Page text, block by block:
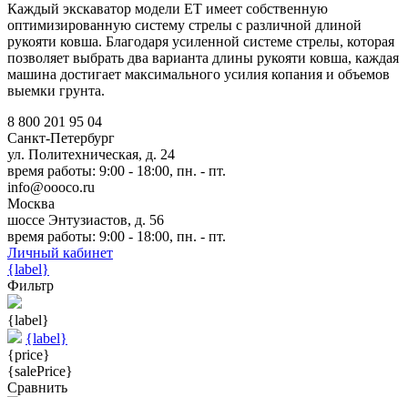
Каждый экскаватор модели ET имеет собственную
оптимизированную систему стрелы с различной длиной
рукояти ковша. Благодаря усиленной системе стрелы, которая
позволяет выбрать два варианта длины рукояти ковша, каждая
машина достигает максимального усилия копания и объемов
выемки грунта.
8 800 201 95 04
Санкт-Петербург
ул. Политехническая, д. 24
время работы: 9:00 - 18:00, пн. - пт.
info@oooco.ru
Москва
шоссе Энтузиастов, д. 56
время работы: 9:00 - 18:00, пн. - пт.
Личный кабинет
{label}
Фильтр
{label}
{label}
{price}
{salePrice}
Сравнить